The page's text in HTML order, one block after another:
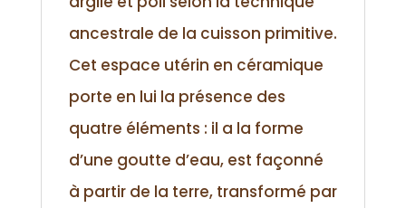
ancestrale de la cuisson primitive.
Cet espace utérin en céramique
porte en lui la présence des
quatre éléments : il a la forme
d’une goutte d’eau, est façonné
à partir de la terre, transformé par